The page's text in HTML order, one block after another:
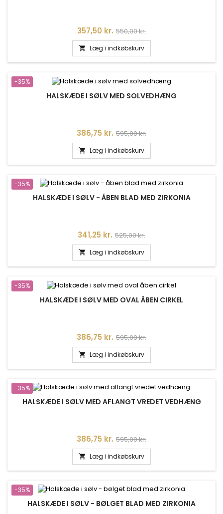
Pris
357,50 kr. Normalpris
550,00 kr.
 Læg i indkøbskurv
-35%
HALSKÆDE I SØLV MED SOLVEDHÆNG
Pris
386,75 kr. Normalpris
595,00 kr.
 Læg i indkøbskurv
-35%
HALSKÆDE I SØLV - ÅBEN BLAD MED ZIRKONIA
Pris
341,25 kr. Normalpris
525,00 kr.
 Læg i indkøbskurv
-35%
HALSKÆDE I SØLV MED OVAL ÅBEN CIRKEL
Pris
386,75 kr. Normalpris
595,00 kr.
 Læg i indkøbskurv
-35%
HALSKÆDE I SØLV MED AFLANGT VREDET VEDHÆNG
Pris
386,75 kr. Normalpris
595,00 kr.
 Læg i indkøbskurv
-35%
HALSKÆDE I SØLV - BØLGET BLAD MED ZIRKONIA